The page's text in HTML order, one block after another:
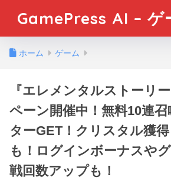
GamePress AI – ゲ
ホーム ゲーム
『エレメンタルストーリ
ペーン開催中！無料10連
ターGET！クリスタル獲
も！ログインボーナスや
戦回数アップも！